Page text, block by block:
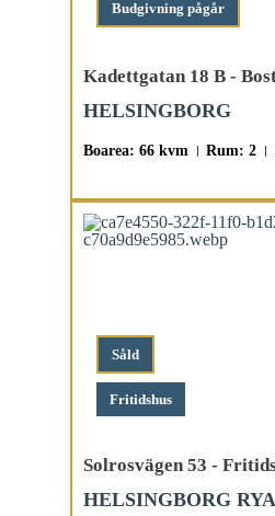
budgivning pågår
Kadettgatan 18 B -
HELSINGBORG
Boarea: 66 kvm Rum: 2
Såld
Fritidshus
Solrosvägen 53 -
HELSINGBORG RYA